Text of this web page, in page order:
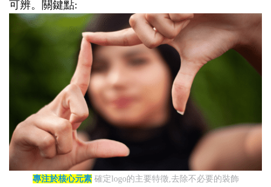
可辨。關鍵點:
專注於核心元素確定logo的主要特徵,去除不必要的裝飾